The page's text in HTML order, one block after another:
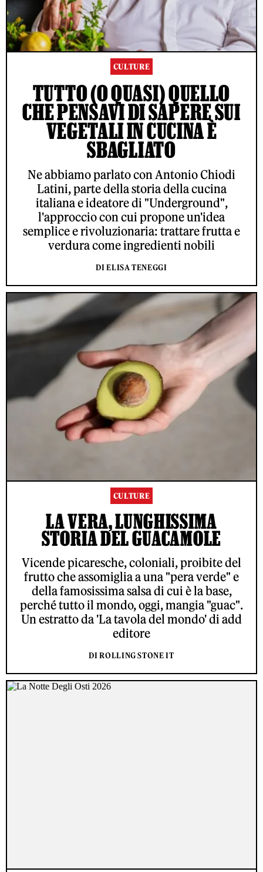
CULTURE
TUTTO (O QUASI) QUELLO
CHE PENSAVI DI SAPERE SUI
VEGETALI IN CUCINA È
SBAGLIATO
Ne abbiamo parlato con Antonio Chiodi
Latini, parte della storia della cucina
italiana e ideatore di "Underground",
l'approccio con cui propone un'idea
semplice e rivoluzionaria: trattare frutta e
verdura come ingredienti nobili
DI ELISA TENEGGI
CULTURE
LA VERA, LUNGHISSIMA
STORIA DEL GUACAMOLE
Vicende picaresche, coloniali, proibite del
frutto che assomiglia a una "pera verde" e
della famosissima salsa di cui è la base,
perché tutto il mondo, oggi, mangia "guac".
Un estratto da 'La tavola del mondo' di add
editore
DI ROLLING STONE IT